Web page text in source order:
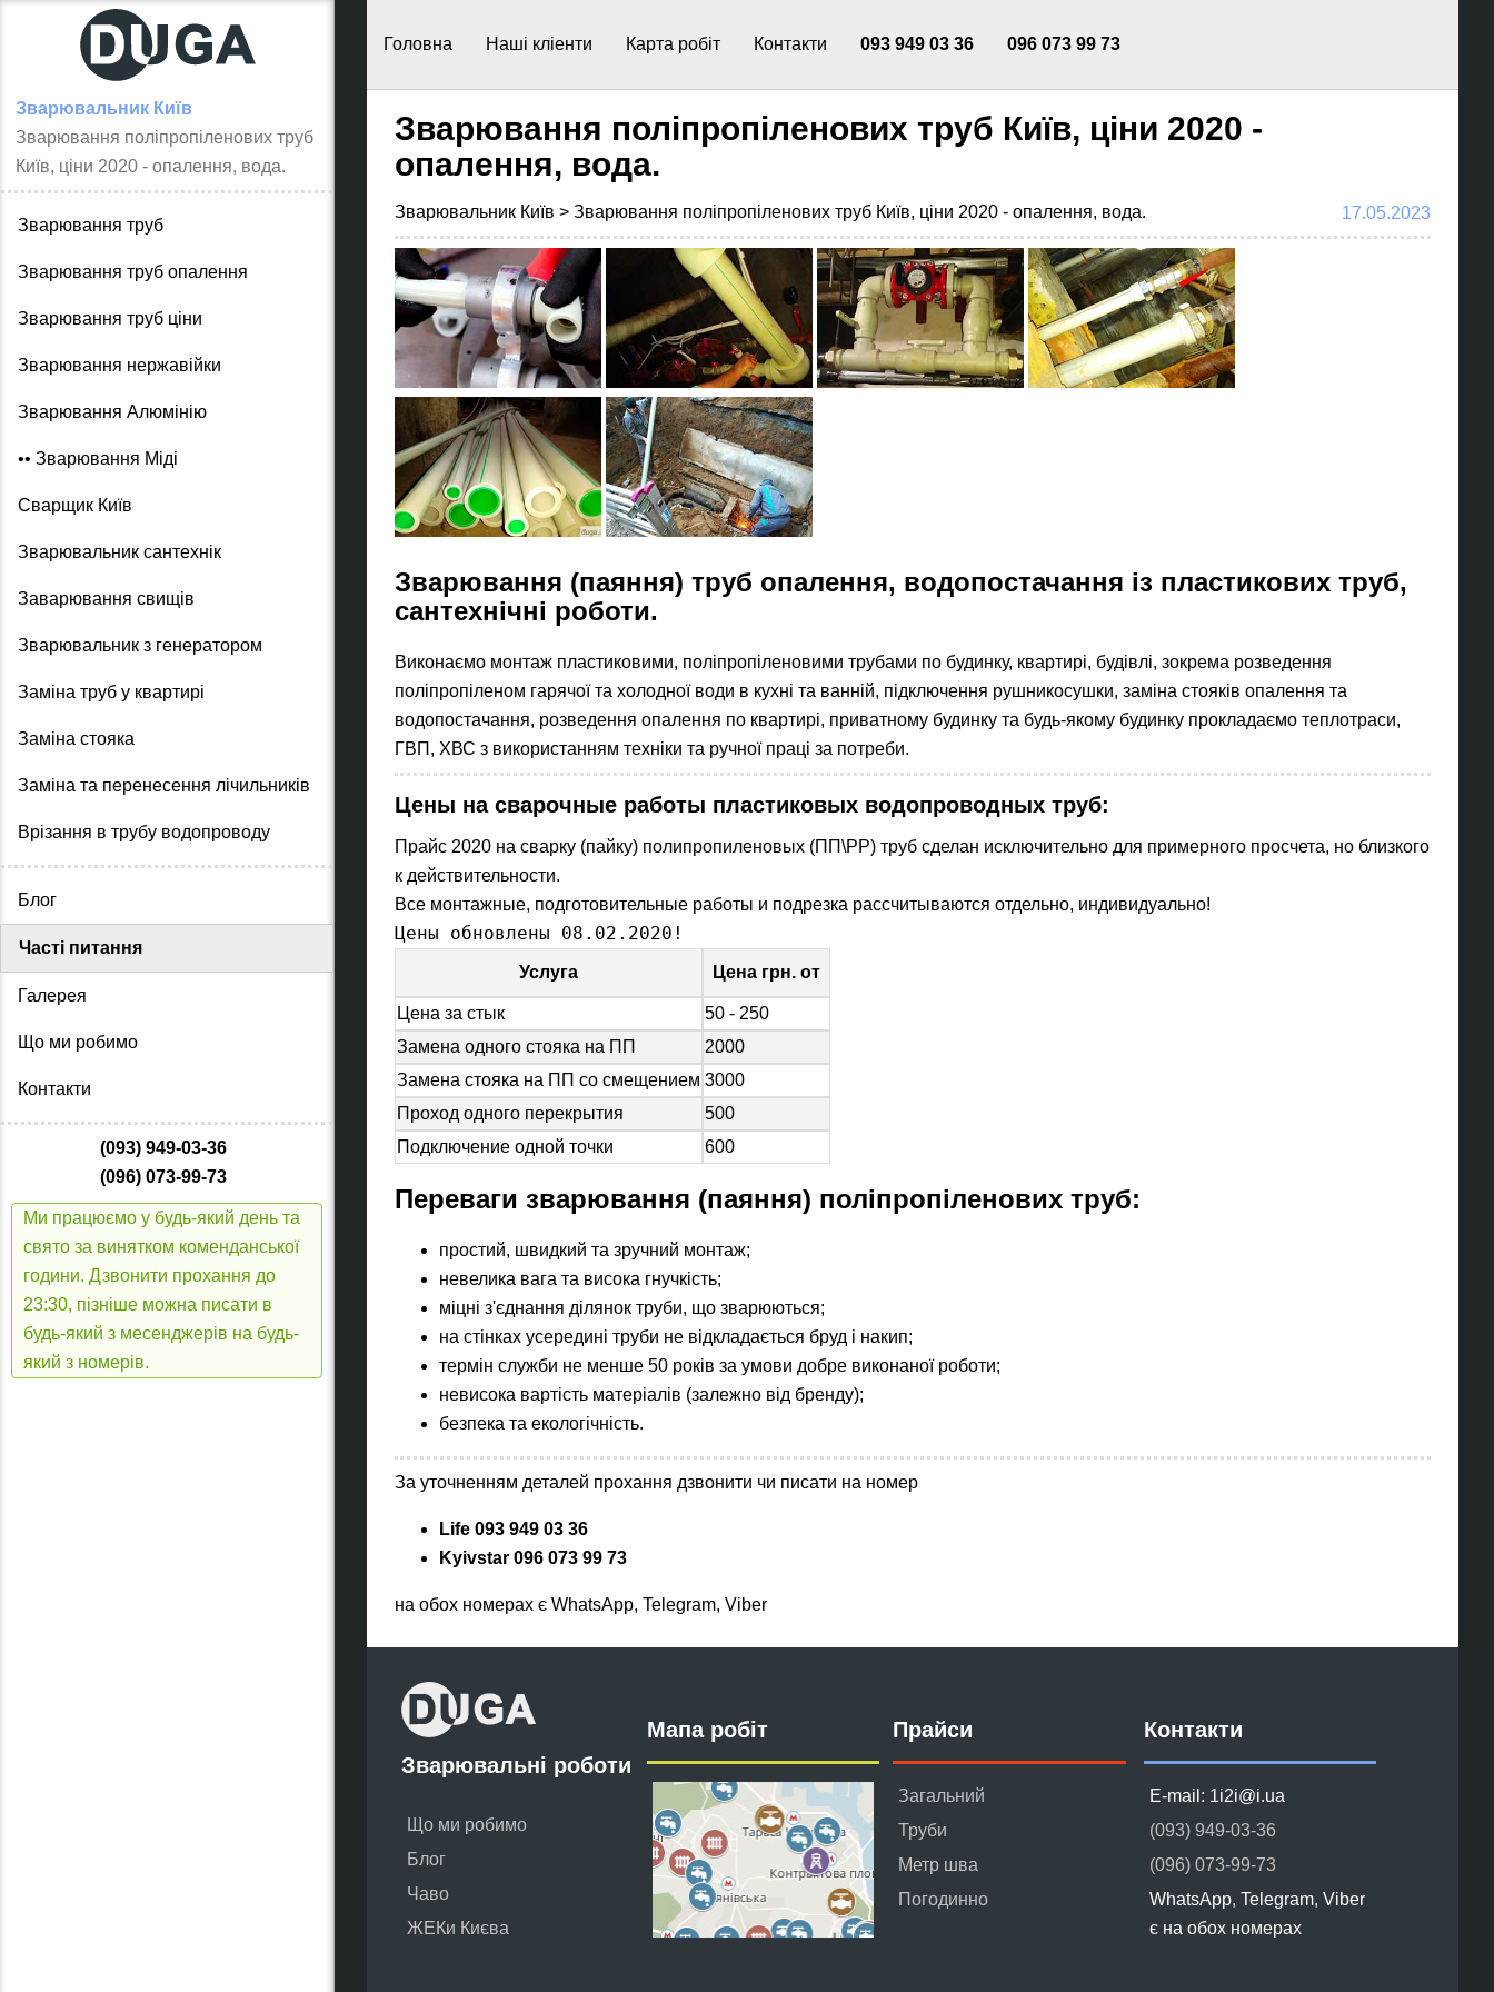
Головна Наші кліенти Карта робіт Контакти 093 949 03 36 096 073 99 73
Зварювальник Київ
Зварювання поліпропіленових труб
Київ, ціни 2020 - опалення, вода.
Зварювання труб
Зварювання труб опалення
Зварювання труб ціни
Зварювання нержавійки
Зварювання Алюмінію
•• Зварювання Міді
Сварщик Київ
Зварювальник сантехнік
Заварювання свищів
Зварювальник з генератором
Заміна труб у квартирі
Заміна стояка
Заміна та перенесення лічильників
Врізання в трубу водопроводу
Блог
Часті питання
Галерея
Що ми робимо
Контакти
(093) 949-03-36
(096) 073-99-73
Ми працюємо у будь-який день та
свято за винятком коменданської
години. Дзвонити прохання до
23:30, пізніше можна писати в
будь-який з месенджерів на будь-
який з номерів.
Зварювання поліпропіленових труб Київ, ціни 2020 -
опалення, вода.
Зварювальник Київ > Зварювання поліпропіленових труб Київ, ціни 2020 - опалення, вода. 17.05.2023
Зварювання (паяння) труб опалення, водопостачання із пластикових труб,
сантехнічні роботи.
Виконаємо монтаж пластиковими, поліпропіленовими трубами по будинку, квартирі, будівлі, зокрема розведення
поліпропіленом гарячої та холодної води в кухні та ванній, підключення рушникосушки, заміна стояків опалення та
водопостачання, розведення опалення по квартирі, приватному будинку та будь-якому будинку прокладаємо теплотраси,
ГВП, ХВС з використанням техніки та ручної праці за потреби.
Цены на сварочные работы пластиковых водопроводных труб:
Прайс 2020 на сварку (пайку) полипропиленовых (ПП\PP) труб сделан исключительно для примерного просчета, но близкого
к действительности.
Все монтажные, подготовительные работы и подрезка рассчитываются отдельно, индивидуально!
Цены обновлены 08.02.2020!
Услуга Цена грн. от
Цена за стык
50 - 250
Замена одного стояка на ПП
2000
Замена стояка на ПП со смещением 3000
Проход одного перекрытия
500
Подключение одной точки
600
Переваги зварювання (паяння) поліпропіленових труб:
простий, швидкий та зручний монтаж;
невелика вага та висока гнучкість;
міцні з'єднання ділянок труби, що зварюються;
на стінках усередині труби не відкладається бруд і накип;
термін служби не менше 50 років за умови добре виконаної роботи;
невисока вартість матеріалів (залежно від бренду);
безпека та екологічність.
За уточненням деталей прохання дзвонити чи писати на номер
Life 093 949 03 36
Kyivstar 096 073 99 73
на обох номерах є WhatsApp, Telegram, Viber
Зварювальні роботи
Що ми робимо
Блог
Чаво
ЖЕКи Києва
Мапа робіт Прайси
Загальний
Труби
Метр шва
Погодинно
Контакти
E-mail: 1i2i@i.ua
(093) 949-03-36
(096) 073-99-73
WhatsApp, Telegram, Viber
є на обох номерах